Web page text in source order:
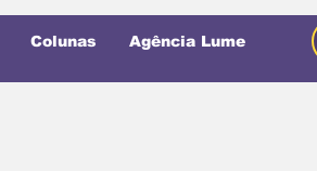
Colunas Agência Lume